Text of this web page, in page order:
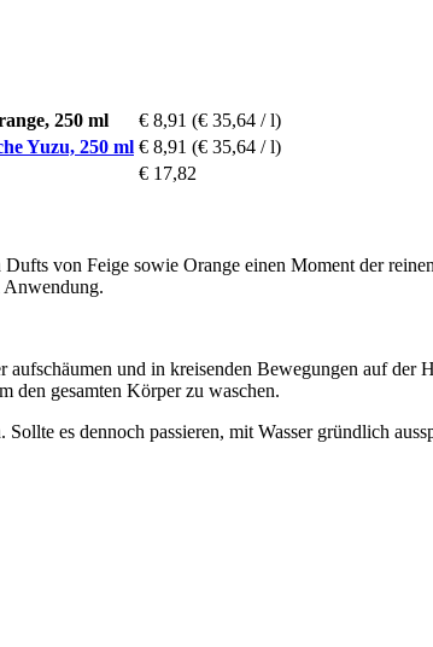
250 ml € 8,91 (€ 35,64 / l)
Yuzu, 250 ml € 8,91 (€ 35,64 / l)
€ 17,82
von Feige sowie Orange einen Moment der
Anwendung.
aufschäumen und in kreisenden Bewegungen auf der
den gesamten Körper zu waschen.
es dennoch passieren, mit Wasser gründlich